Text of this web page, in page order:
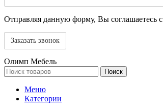
Отправляя данную форму, Вы соглашаетесь с
Олимп Мебель
Поиск
Меню
Категории